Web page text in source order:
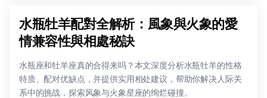
水瓶牡羊配對全解析：風象與火象的愛
情兼容性與相處秘訣
水瓶座和牡羊座真的合得来吗？本文深度分析水瓶牡羊的性格
特质、配对优缺点，并提供实用相处建议，帮助你解决人际关
系中的挑战，探索风象与火象星座的绚烂碰撞。